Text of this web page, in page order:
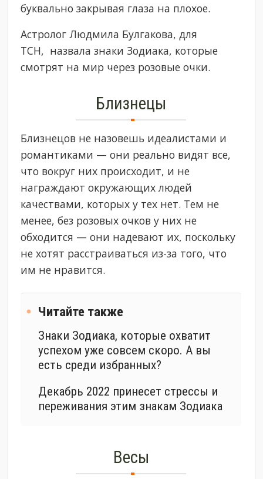
буквально закрывая глаза на плохое.
Астролог Людмила Булгакова, для
ТСН, назвала знаки Зодиака, которые
смотрят на мир через розовые очки.
Близнецы
Близнецов не назовешь идеалистами и
романтиками — они реально видят все,
что вокруг них происходит, и не
награждают окружающих людей
качествами, которых у тех нет. Тем не
менее, без розовых очков у них не
обходится — они надевают их, поскольку
не хотят расстраиваться из-за того, что
им не нравится.
Читайте также
Знаки Зодиака, которые охватит
успехом уже совсем скоро. А вы
есть среди избранных?
Декабрь 2022 принесет стрессы и
переживания этим знакам Зодиака
Весы